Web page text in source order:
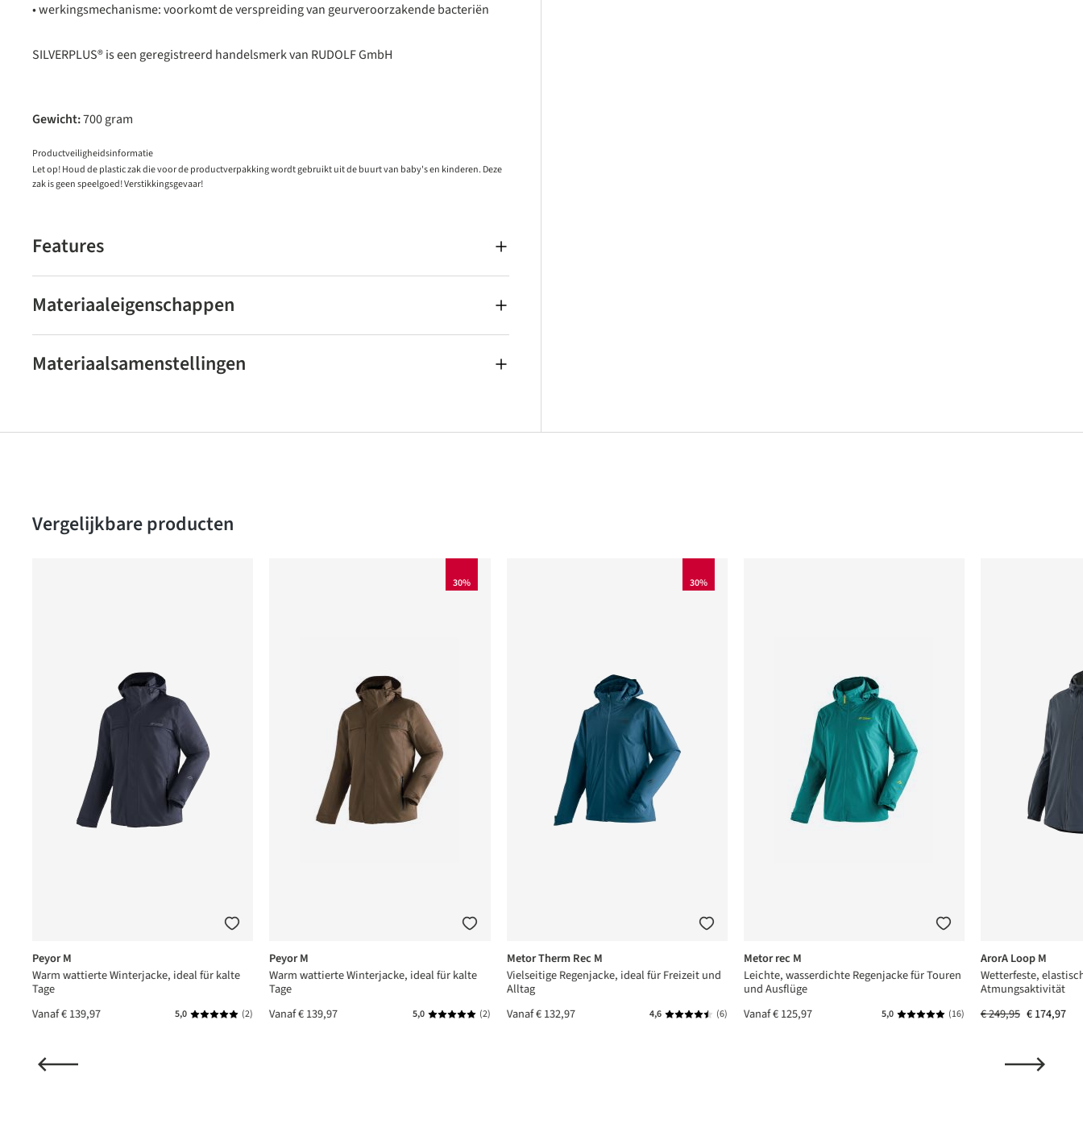
• werkingsmechanisme: voorkomt de verspreiding van geurveroorzakende bacteriën
SILVERPLUS® is een geregistreerd handelsmerk van RUDOLF GmbH
Gewicht:700 gram
Productveiligheidsinformatie
Let op! Houd de plastic zak die voor de productverpakking wordt gebruikt uit de buurt van baby's en kinderen. Deze
zak is geen speelgoed! Verstikkingsgevaar!
Features
Materiaaleigenschappen
Materiaalsamenstellingen
Produktgalerie überspringen
Vergelijkbare producten
Peyor M
Warm wattierte Winterjacke, ideal für kalte
Tage
Vanaf€ 139,97 5,0 Gemiddelde waardering van 5 van 5 sterren
(2)
30%
Peyor M
Warm wattierte Winterjacke, ideal für kalte
Tage
Vanaf€ 139,97 5,0 Gemiddelde waardering van 5 van 5 sterren
(2)
30%
Metor Therm Rec M
Vielseitige Regenjacke, ideal für Freizeit und
Alltag
Vanaf€ 132,97 4,6 Gemiddelde waardering van 4.6 van 5 sterren
(6)
Metor rec M
Leichte, wasserdichte Regenjacke für Touren
und Ausflüge
Vanaf€ 125,97 5,0 Gemiddelde waardering van 5
(16)
ArorA Loop M
Wetterfeste,
Atmungsaktivität
€ 249,95 € 174,97